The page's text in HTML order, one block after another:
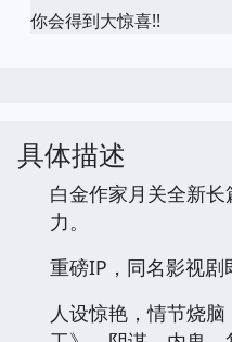
小哈
立刻按ctrl+D
你会得到大惊喜!!
具体描述